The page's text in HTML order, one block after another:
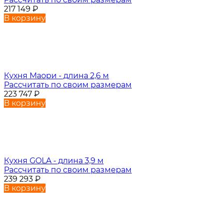
217 149 ₽
В корзину
Кухня Маори - длина 2,6 м
Рассчитать по своим размерам
223 747 ₽
В корзину
Кухня GOLA - длина 3,9 м
Рассчитать по своим размерам
239 293 ₽
В корзину